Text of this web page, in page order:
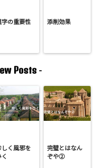
字の重要性 添削効果
Posts -
しく風邪を
完璧とはなん
ぞや②